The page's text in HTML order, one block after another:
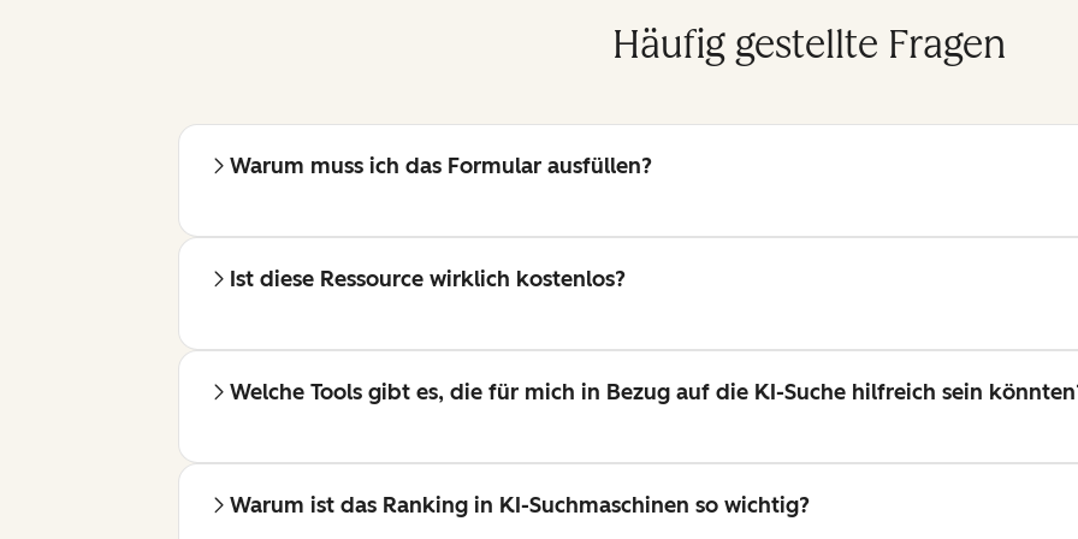
Häufig gestellte Fragen
Warum muss ich das Formular ausfüllen?
Ist diese Ressource wirklich kostenlos?
Welche Tools gibt es, die für mich in Bezug auf die KI-Suche hilfreich sein
Warum ist das Ranking in KI-Suchmaschinen so wichtig?